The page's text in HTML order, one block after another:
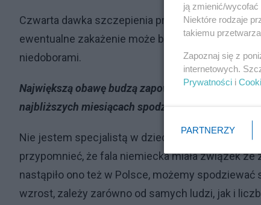
Czwarta dawka szczepienia przeciwko SARS-
ewentualne zakażenie może być zaburzona. A
niedoborami.
Największą obawę budzą zapowiedzi kolejnych fal
najbliższych miesiącach spodziewać?
Nie jestem specjalistą w dziedzinie wróżenia
przypomnieć, że fala niemiecka miała związek
nastąpiło ono też w Polsce, możemy
wzrost, zależy zarówno od samych ludzi, jak i
ją zmienić/
Niektóre rodzaje
takiemu
Zapoznaj się z
internetowych.
Prywatności i
PARTNERZY